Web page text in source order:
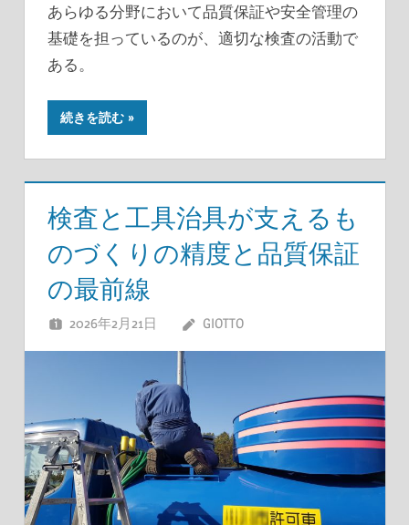
あらゆる分野において品質保証や安全管理の
基礎を担っているのが、適切な検査の活動で
ある。
続きを読む
検査と工具治具が支えるも
のづくりの精度と品質保証
の最前線
2026年2月21日 GIOTTO